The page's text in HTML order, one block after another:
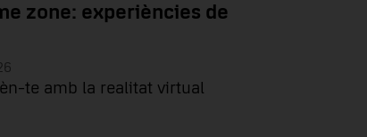
zone: experiències de
te amb la realitat virtual